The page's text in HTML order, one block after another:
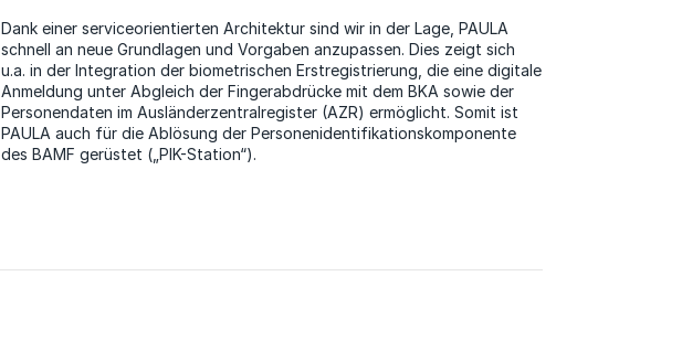
Dank einer serviceorientierten Architektur sind wir in der Lage, PAULA
schnell an neue Grundlagen und Vorgaben anzupassen. Dies zeigt sich
u.a. in der Integration der biometrischen Erstregistrierung, die eine digitale
Anmeldung unter Abgleich der Fingerabdrücke mit dem BKA sowie der
Personendaten im Ausländerzentralregister (AZR) ermöglicht. Somit ist
PAULA auch für die Ablösung der Personenidentifikationskomponente
des BAMF gerüstet („PIK-Station“).